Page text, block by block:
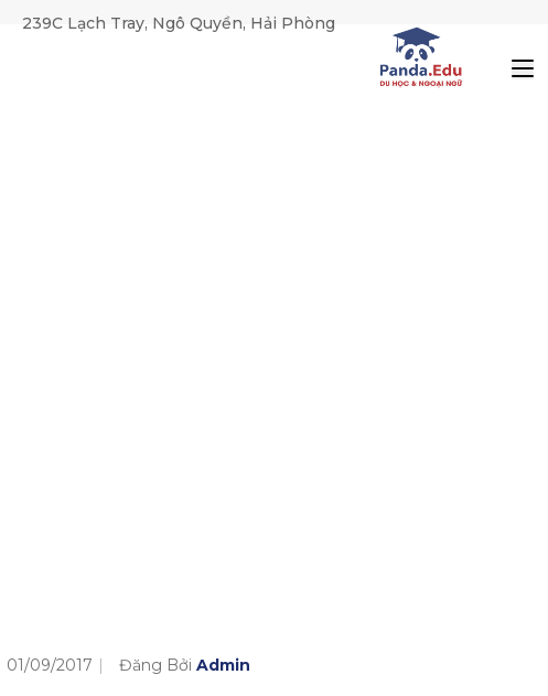
239C Lạch Tray, Ngô Quyền, Hải Phòng
01/09/2017 Đăng Bởi Admin